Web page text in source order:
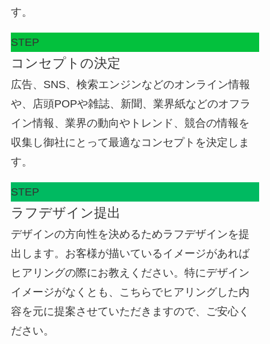
す。
STEP
コンセプトの決定
広告、SNS、検索エンジンなどのオンライン情報
や、店頭POPや雑誌、新聞、業界紙などのオフラ
イン情報、業界の動向やトレンド、競合の情報を
収集し御社にとって最適なコンセプトを決定しま
す。
STEP
ラフデザイン提出
デザインの方向性を決めるためラフデザインを提
出します。お客様が描いているイメージがあれば
ヒアリングの際にお教えください。特にデザイン
イメージがなくとも、こちらでヒアリングした内
容を元に提案させていただきますので、ご安心く
ださい。